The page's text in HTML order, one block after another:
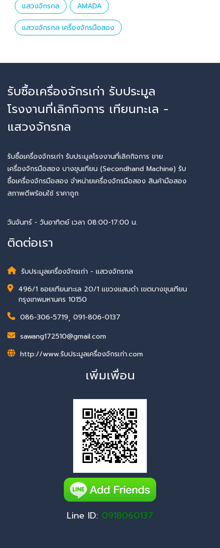
แสวงจักรกล AMADA
แสวงจักรกล เครื่องจักรมือสอง
รับซื้อเครื่องจักรเก่า รับประมูล
โรงงานที่เลิกกิจการ เทียนทะเล -
แสวงจักรกล
รับซื้อเครื่องจักรเก่า รับประมูลโรงงานที่เลิกกิจการ ขาย
เครื่องจักรมือสอง บางขุนเทียน (Secondhand Machine) รับ
ซื้อเครื่องจักรมือสอง จำหน่ายเครื่องจักรมือสอง สินค้ามือสอง
สภาพดีพร้อมใช้ ราคาถูก
วันจันทร์ - วันอาทิตย์ เวลา 08:00-17:00 น.
ติดต่อเรา
รับประมูลเครื่องจักรเก่า - แสวงจักรกล
496/1 ซอยเทียนทะเล 20/1 แขวงแสมดำ เขตบางขุนเทียน
กรุงเทพมหานคร 10150
086-306-5719, 091-806-0137
sawang172510@gmail.com
http://www.รับประมูลเครื่องจักรเก่า.com
เพิ่มเพื่อน
Line ID: 0918060137